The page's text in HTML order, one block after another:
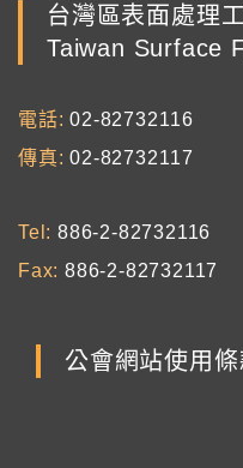
台灣區表面處理
Taiwan Surface
電話
02-82732116
傳真
02-82732117
Tel
886-2-82732116
Fax 886-2-82732117
公會網站使用條